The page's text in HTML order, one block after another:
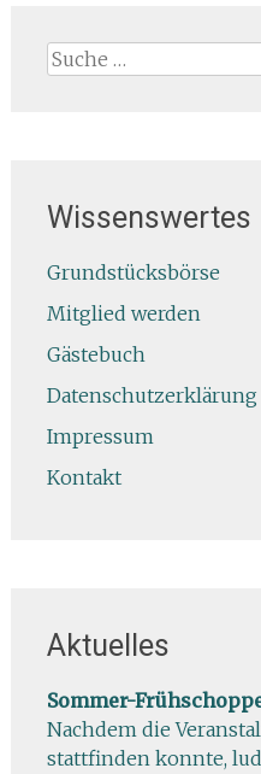
Suche
Wissenswertes
Grundstücksbörse
Mitglied werden
Gästebuch
Datenschutzerklärung
Impressum
Kontakt
Aktuelles
Sommer-
Nachdem die
stattfinden konnte,